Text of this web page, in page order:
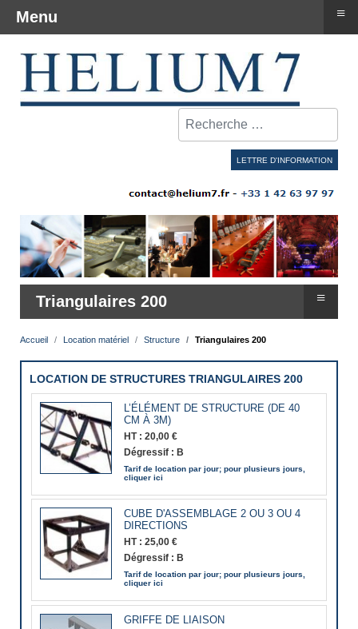
Rechercher
LETTRE D'INFORMATION
Triangulaires 200 ≡
Accueil Location matériel Structure Triangulaires 200
LOCATION DE STRUCTURES TRIANGULAIRES 200
L’ÉLÉMENT DE STRUCTURE (DE 40
CM À 3M)
HT : 20,00 €
Dégressif : B
Tarif de location par jour; pour plusieurs jours,
cliquer ici
CUBE D'ASSEMBLAGE 2 OU 3 OU 4
DIRECTIONS
HT : 25,00 €
Dégressif : B
Tarif de location par jour; pour plusieurs jours,
cliquer ici
GRIFFE DE LIAISON
Menu ≡